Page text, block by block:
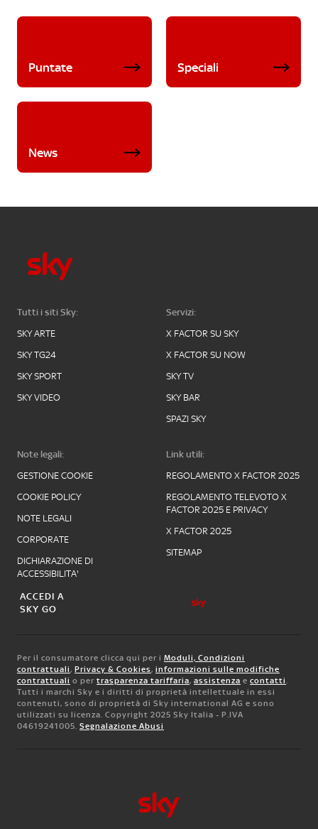
Puntate Speciali
News
Tutti i siti Sky:
SKY ARTE
SKY TG24
SKY SPORT
SKY VIDEO
Servizi:
X FACTOR SU SKY
X FACTOR SU NOW
SKY TV
SKY BAR
SPAZI SKY
Note legali:
GESTIONE COOKIE
COOKIE POLICY
NOTE LEGALI
CORPORATE
DICHIARAZIONE DI
ACCESSIBILITA'
Link utili:
REGOLAMENTO X FACTOR 2025
REGOLAMENTO TELEVOTO X
FACTOR 2025 E PRIVACY
X FACTOR 2025
SITEMAP
ACCEDI A
SKY GO
Per il consumatore clicca qui per i Moduli, Condizioni
contrattuali, Privacy & Cookies, informazioni sulle modifiche
contrattuali o per trasparenza tariffaria, assistenza e contatti.
Tutti i marchi Sky e i diritti di proprietà intellettuale in essi
contenuti, sono di proprietà di Sky international AG e sono
utilizzati su licenza. Copyright 2025 Sky Italia - P.IVA
04619241005. Segnalazione Abusi